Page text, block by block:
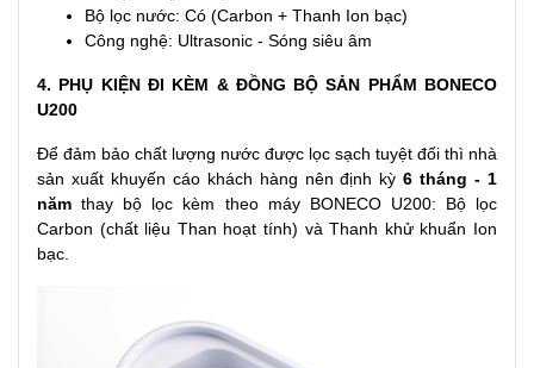
Bộ lọc nước: Có (Carbon + Thanh Ion bạc)
Công nghệ: Ultrasonic - Sóng siêu âm
4. PHỤ KIỆN ĐI KÈM & ĐỒNG BỘ SẢN PHẨM BONECO
U200
Để đảm bảo chất lượng nước được lọc sạch tuyệt đối thì nhà
sản xuất khuyến cáo khách hàng nên định kỳ6 tháng - 1
năm thay bộ lọc kèm theo máy BONECO U200: Bộ lọc
Carbon (chất liệu Than hoạt tính) và Thanh khử khuẩn Ion
bạc.